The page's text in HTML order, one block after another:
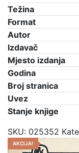
cijena
bila
je:
€5,00.
cijena
je:
€3,75.
Težina
Format
Autor
Izdavač
Mjesto izdanja
Godina
Broj stranica
Uvez
Stanje knjige
SKU: 025352
AKCIJA!